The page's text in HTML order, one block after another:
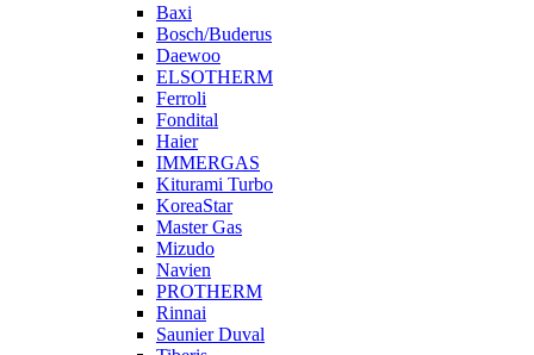
Baxi
Bosch/Buderus
Daewoo
ELSOTHERM
Ferroli
Fondital
Haier
IMMERGAS
Kiturami Turbo
KoreaStar
Master Gas
Mizudo
Navien
PROTHERM
Rinnai
Saunier Duval